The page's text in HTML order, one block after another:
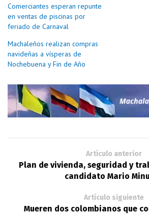
Comerciantes esperan repunte
en ventas de piscinas por
feriado de Carnaval
Machaleños realizan compras
navideñas a vísperas de
Nochebuena y Fin de Año
Artículo anterior
Plan de vivienda, seguridad y
candidato Mario
Artículo siguiente
Mueren dos colombianos que